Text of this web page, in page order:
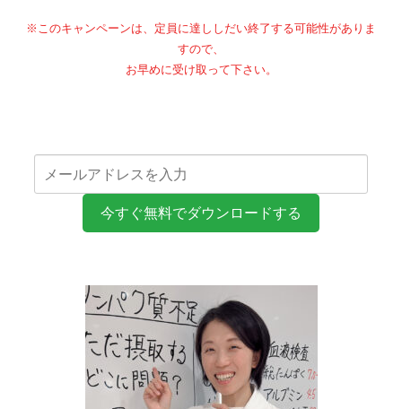
※このキャンペーンは、定員に達ししだい終了する可能性がありま
すので、
お早めに受け取って下さい。
今すぐ無料でダウンロードする